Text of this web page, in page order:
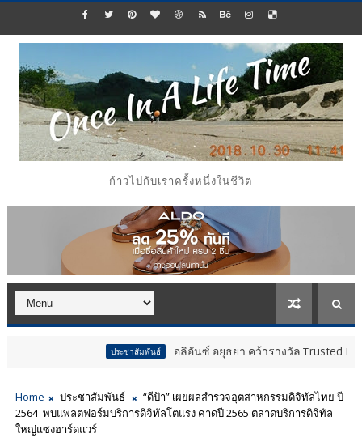
ก้าวไปกับเราครั้งหนึ่งในชีวิต
อลิอันซ์ อยุธยา คว้ารางวัล Trusted Life Partner
Home ประชาสัมพันธ์
“ดีป้า” เผยผลสำรวจอุตสาหกรรมดิจิทัลไทย ปี
2564 พบแพลตฟอร์มบริการดิจิทัลโตแรง คาดปี 2565 ตลาดบริการดิจิทัล
ใหญ่แซงฮาร์ดแวร์